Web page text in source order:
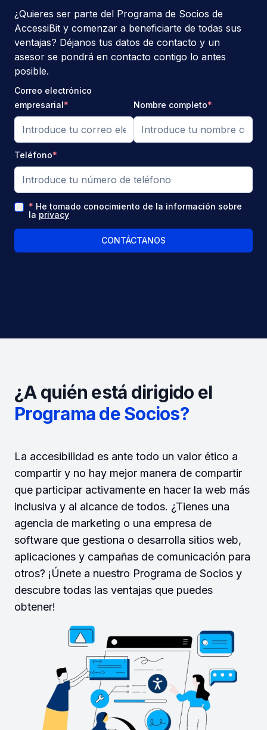
¿Quieres ser parte del Programa de Socios de
AccessiBit y comenzar a beneficiarte de todas sus
ventajas? Déjanos tus datos de contacto y un
asesor se pondrá en contacto contigo lo antes
posible.
Correo electrónico
empresarial* Nombre completo*
Teléfono*
* He tomado conocimiento de la información sobre
la privacy
CONTÁCTANOS
¿A quién está dirigido el
Programa de Socios?
La accesibilidad es ante todo un valor ético a
compartir y no hay mejor manera de compartir
que participar activamente en hacer la web más
inclusiva y al alcance de todos. ¿Tienes una
agencia de marketing o una empresa de
software que gestiona o desarrolla sitios web,
aplicaciones y campañas de comunicación para
otros? ¡Únete a nuestro Programa de Socios y
descubre todas las ventajas que puedes
obtener!